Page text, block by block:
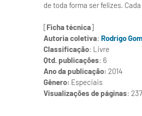
de toda forma ser felizes.
[Ficha técnica]
Autoria coletiva: Rodrigo
Classificação: Livre
Qtd. publicações: 6
Ano da publicação: 2014
Gênero: Especiais
Visualizações de páginas: